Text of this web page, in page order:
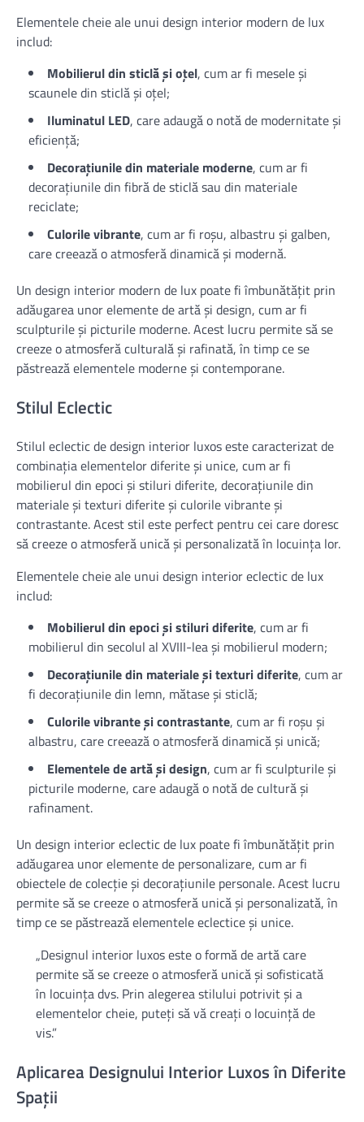
Elementele cheie ale unui design interior modern de lux
includ:
Mobilierul din sticlă și oțel, cum ar fi mesele și
scaunele din sticlă și oțel;
Iluminatul LED, care adaugă o notă de modernitate și
eficiență;
Decorațiunile din materiale moderne, cum ar fi
decorațiunile din fibră de sticlă sau din materiale
reciclate;
Culorile vibrante, cum ar fi roșu, albastru și galben,
care creează o atmosferă dinamică și modernă.
Un design interior modern de lux poate fi îmbunătățit prin
adăugarea unor elemente de artă și design, cum ar fi
sculpturile și picturile moderne. Acest lucru permite să se
creeze o atmosferă culturală și rafinată, în timp ce se
păstrează elementele moderne și contemporane.
Stilul Eclectic
Stilul eclectic de design interior luxos este caracterizat de
combinația elementelor diferite și unice, cum ar fi
mobilierul din epoci și stiluri diferite, decorațiunile din
materiale și texturi diferite și culorile vibrante și
contrastante. Acest stil este perfect pentru cei care doresc
să creeze o atmosferă unică și personalizată în locuința lor.
Elementele cheie ale unui design interior eclectic de lux
includ:
Mobilierul din epoci și stiluri diferite, cum ar fi
mobilierul din secolul al XVIII-lea și mobilierul modern;
Decorațiunile din materiale și texturi diferite, cum ar
fi decorațiunile din lemn, mătase și sticlă;
Culorile vibrante și contrastante, cum ar fi roșu și
albastru, care creează o atmosferă dinamică și unică;
Elementele de artă și design, cum ar fi sculpturile și
picturile moderne, care adaugă o notă de cultură și
rafinament.
Un design interior eclectic de lux poate fi îmbunătățit prin
adăugarea unor elemente de personalizare, cum ar fi
obiectele de colecție și decorațiunile personale. Acest lucru
permite să se creeze o atmosferă unică și personalizată, în
timp ce se păstrează elementele eclectice și unice.
„Designul interior luxos este o formă de artă care
permite să se creeze o atmosferă unică și sofisticată
în locuința dvs. Prin alegerea stilului potrivit și a
elementelor cheie, puteți să vă creați o locuință de
vis.”
Aplicarea Designului Interior Luxos în Diferite
Spații